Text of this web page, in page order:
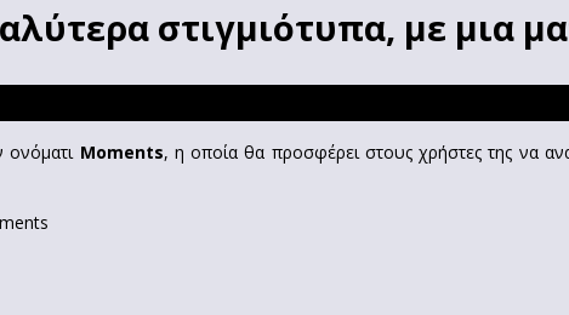
στιγμιότυπα, με μια
ονόματι Moments, η οποία θα προσφέρει στους χρήστες της να